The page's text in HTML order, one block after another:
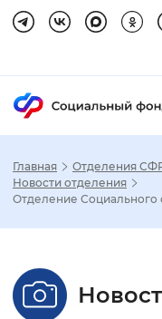
Настройка
Стандартный
Главная Отделения
Новости отделения
Отделение Социального